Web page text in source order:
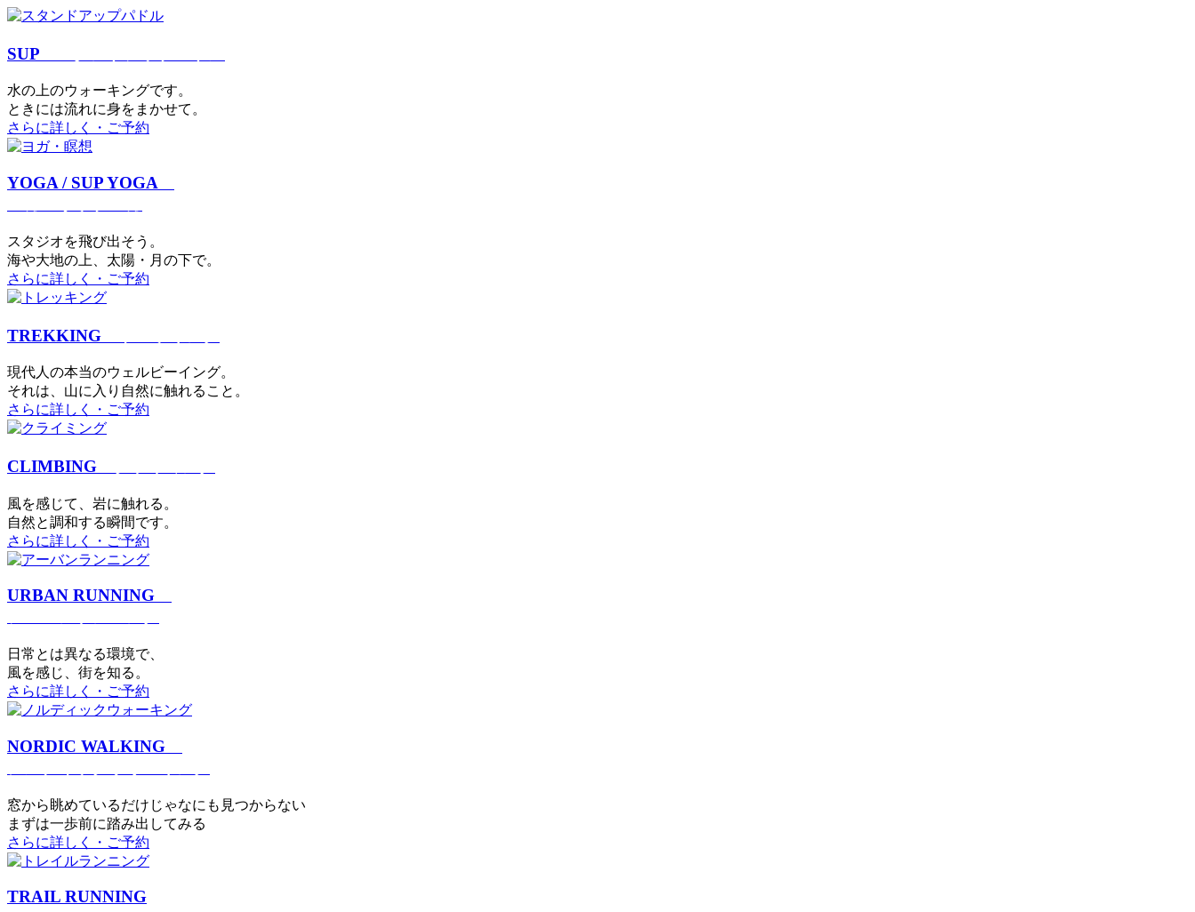
SUP
⽔の上のウォーキングです。
ときには流れに身をまかせて。
さらに詳しく・ご予約
YOGA / SUP YOGA
スタジオを⾶び出そう。
海や大地の上、太陽・⽉の下で。
さらに詳しく・ご予約
TREKKING
現代⼈の本当のウェルビーイング。
それは、⼭に⼊り⾃然に触れること。
さらに詳しく・ご予約
CLIMBING
⾵を感じて、岩に触れる。
⾃然と調和する瞬間です。
さらに詳しく・ご予約
URBAN RUNNING
日常とは異なる環境で、
風を感じ、街を知る。
さらに詳しく・ご予約
NORDIC WALKING
窓から眺めているだけじゃなにも見つからない
まずは一歩前に踏み出してみる
さらに詳しく・ご予約
TRAIL RUNNING